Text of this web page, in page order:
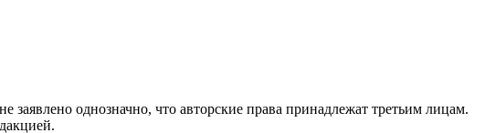
заявлено однозначно, что авторские права принадлежат третьим лицам.